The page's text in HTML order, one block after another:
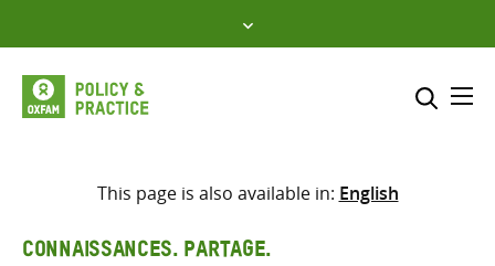
to
content
Sélectionner l’emplacement
Saisir
This page is also available in: English
CONNAISSANCES. PARTAGE.